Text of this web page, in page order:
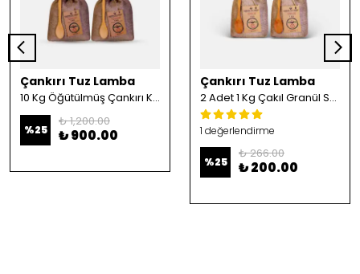
Çankırı Tuz Lamba
10 Kg Öğütülmüş Çankırı Kristal Kaya Tuzu
%25
₺ 1,200.00
₺ 900.00
Çankırı Tuz Lamba
2 Adet 1 Kg Çakıl Granül Sofrada Öğütme Tuzu
1 değerlendirme
%25
₺ 266.00
₺ 200.00